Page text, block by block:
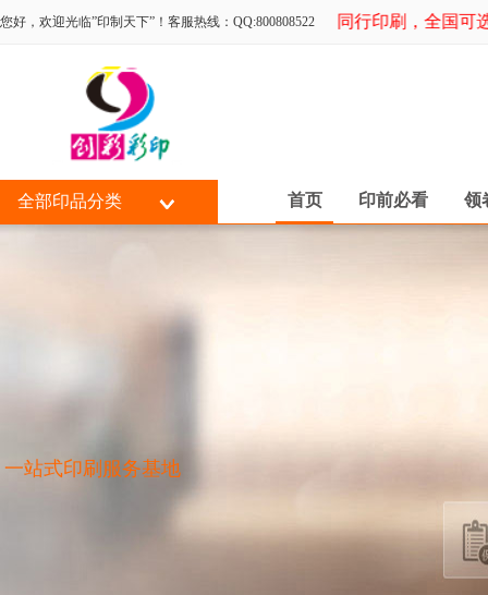
您好，欢迎光临”印制天下”！客服热线：QQ:800808522专为同行印刷，全国可选
全部印品分类 首页 印前必看 领
一站式印刷服务基地